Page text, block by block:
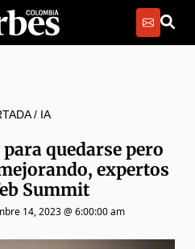
/ IA
quedarse pero
expertos
Summit
14, 2023 @ 6:00:00 am